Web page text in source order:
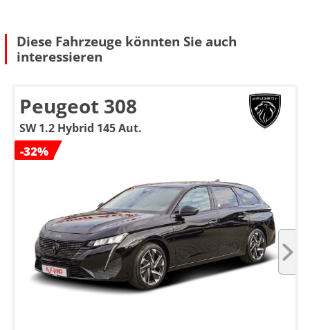
Diese Fahrzeuge könnten Sie auch
interessieren
Peugeot 308
SW 1.2 Hybrid 145 Aut.
-32%